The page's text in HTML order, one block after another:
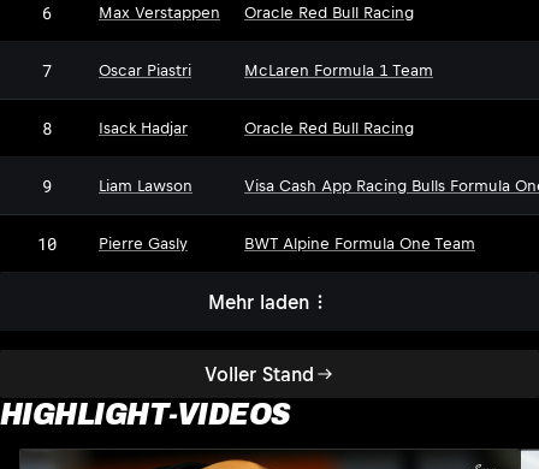
Voller Stand
6 Max Verstappen Oracle Red Bull Racing
7 Oscar Piastri McLaren Formula 1 Team
8 Isack Hadjar Oracle Red Bull Racing
9 Liam Lawson Visa Cash App Racing Bulls Formula
10 Pierre Gasly BWT Alpine Formula One Team
Mehr laden
HIGHLIGHT-VIDEOS